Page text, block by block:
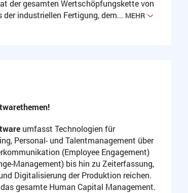
der gesamten Wertschöpfungskette von
industriellen Fertigung, dem... MEHR
umfasst Technologien für
Personal- und Talentmanagement über
(Employee Engagement)
Management) bis hin zu Zeiterfassung,
Digitalisierung der Produktion reichen.
gesamte Human Capital Management.